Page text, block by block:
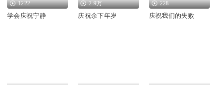
1222
学会庆祝宁静
2.9万
庆祝余下年岁
228
庆祝我们的失败